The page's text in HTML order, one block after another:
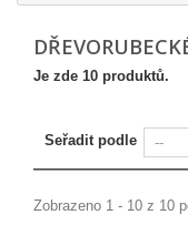
Je zde 10 produktů.
Seřadit podle
Zobrazeno 1 - 10 z 10